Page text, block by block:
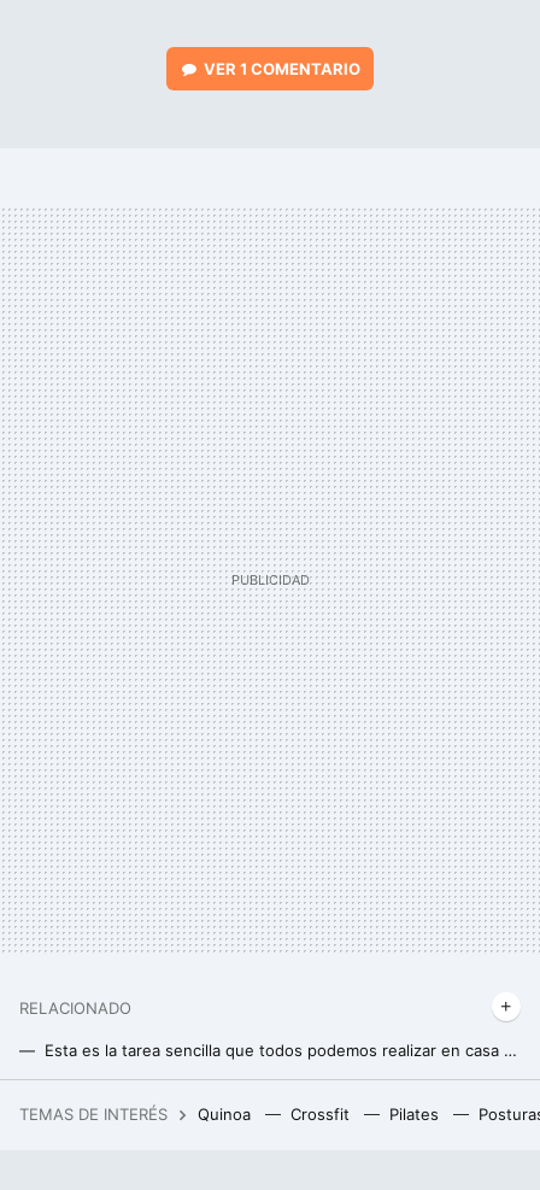
VER 1 COMENTARIO
RELACIONADO
Esta es la tarea sencilla que todos podemos realizar en casa para mejorar nuestra memoria y aprendizaje
TEMAS DE INTERÉS Quinoa Crossfit Pilates